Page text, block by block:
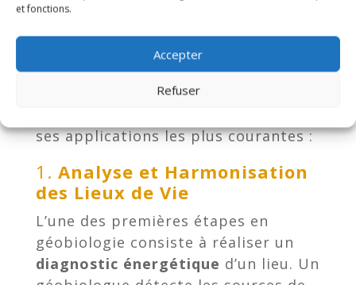
et fonctions.
Accepter
Refuser
Géobiologie
La géobiologie s’applique dans de
nombreux domaines pour améliorer
et créer des espaces
ses applications les plus courantes :
1. Analyse et Harmonisation
des Lieux de Vie
L’une des premières étapes en
géobiologie consiste à réaliser un
diagnostic énergétique d’un lieu. Un